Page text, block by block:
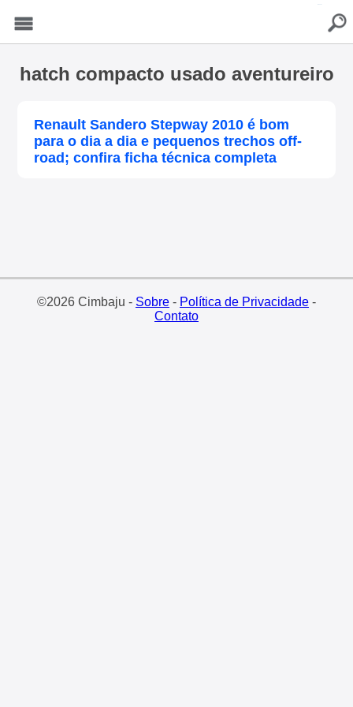
hatch compacto usado aventureiro
Renault Sandero Stepway 2010 é bom
para o dia a dia e pequenos trechos off-
road; confira ficha técnica completa
©2026 Cimbaju - Sobre- Política de Privacidade-
Contato